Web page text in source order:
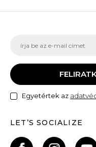
Egyetértek az
LET’S SOCIALIZE